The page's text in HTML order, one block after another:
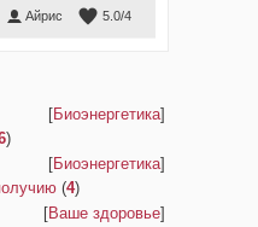
Айрис 5.0/4
[Биоэнергетика]
)
[Биоэнергетика]
(4)
[Ваше здоровье]